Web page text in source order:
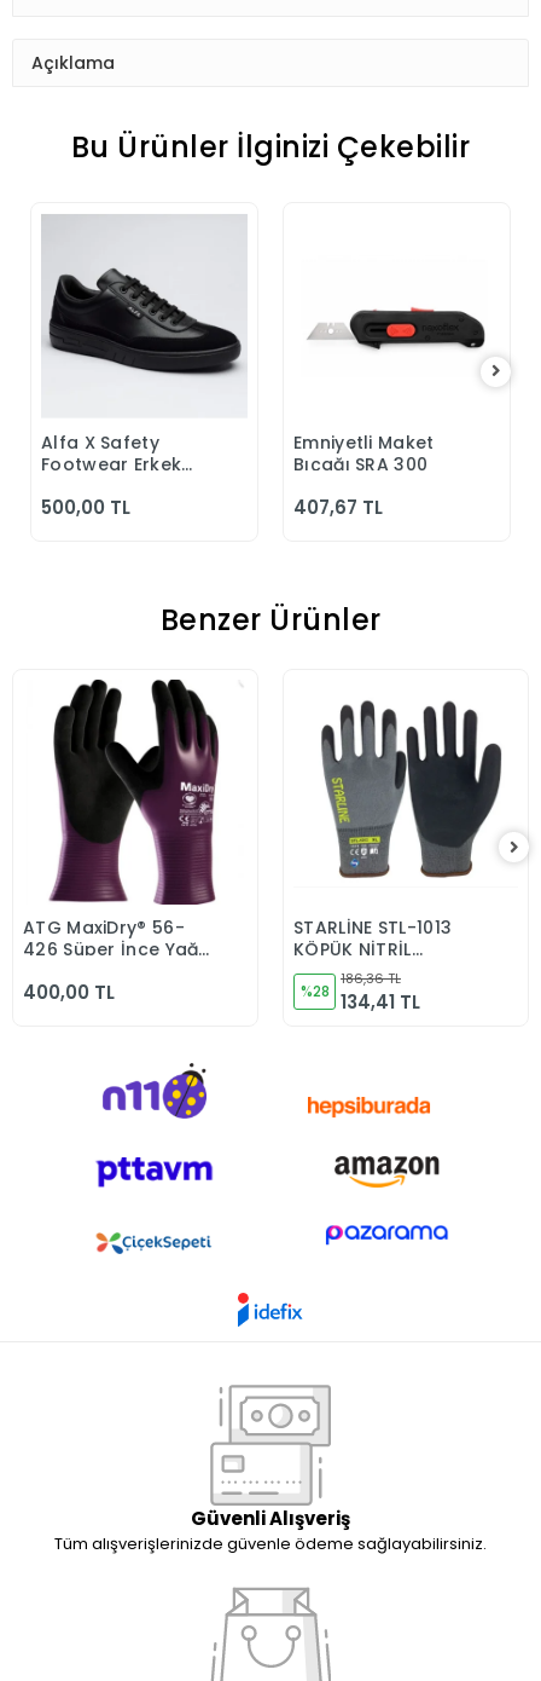
Açıklama
Bu Ürünler İlginizi Çekebilir
Sepete Ekle
Alfa X Safety
Footwear Erkek
Klasik Ayakkabı
500,00 TL
Sepete Ekle
Emniyetli Maket
Bıçağı SRA 300
407,67 TL
Benzer Ürünler
Sepete Ekle
ATG MaxiDry® 56-
426 Süper İnce Yağ
Kimyasal Dayanımlı
400,00 TL
Sepete Ekle
STARLİNE STL-1013
KÖPÜK NİTRİL
ELDİVEN
%28
186,36 TL
134,41 TL
Güvenli Alışveriş
Tüm alışverişlerinizde güvenle ödeme sağlayabilirsiniz.